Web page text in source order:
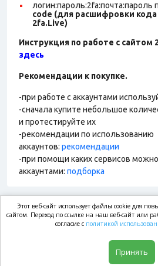
логин:пароль:2fa:почта:пароль
code (для расшифровки кода
2fa.Live)
Инструкция по работе с сайтом
здесь
Рекомендации к покупке.
-при работе с аккаунтами
-сначала купите небольшое
и протестируйте их
-рекомендации по использованию
аккаунтов: рекомендации
-при помощи каких сервисов
аккаунтами: подборка
market.com
Этот веб-сайт использует файлы cookie для
сайтом. Переход по ссылке на наш веб-сайт или
согласие с политикой
Принять